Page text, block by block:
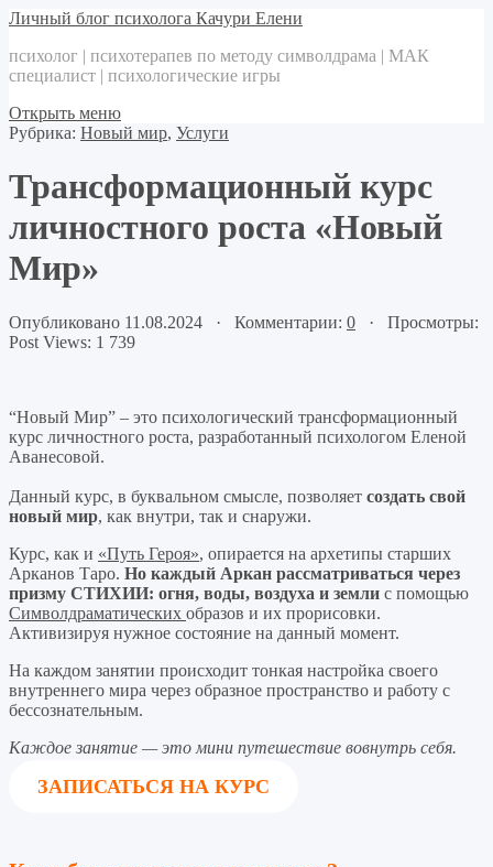
Личный блог психолога Качури Елени
психолог | психотерапев по методу символдрама | МАК
специалист | психологические игры
Открыть меню
Рубрика: Новый мир, Услуги
Трансформационный курс
личностного роста «Новый
Мир»
Опубликовано 11.08.2024 · Комментарии: 0 · Просмотры:
Post Views: 1 739
“Новый Мир” – это психологический трансформационный
курс личностного роста, разработанный психологом Еленой
Аванесовой.
Данный курс, в буквальном смысле, позволяет создать свой
новый мир, как внутри, так и снаружи.
Курс, как и «Путь Героя», опирается на архетипы старших
Арканов Таро. Но каждый Аркан рассматриваться через
призму СТИХИИ: огня, воды, воздуха и земли с помощью
Символдраматических образов и их прорисовки.
Активизируя нужное состояние на данный момент.
На каждом занятии происходит тонкая настройка своего
внутреннего мира через образное пространство и работу с
бессознательным.
Каждое занятие — это мини путешествие вовнутрь себя.
ЗАПИСАТЬСЯ НА КУРС